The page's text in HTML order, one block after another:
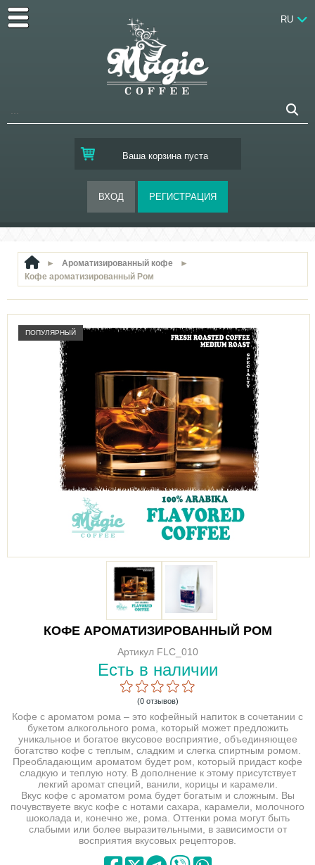
Ваша корзина пуста
RU
► Ароматизированный кофе
►
Кофе ароматизированный Ром
ПОПУЛЯРНЫЙ
КОФЕ АРОМАТИЗИРОВАННЫЙ РОМ
Артикул FLC_010
Есть в наличии
(0 отзывов)
Кофе с ароматом рома – это кофейный напиток в сочетании с
букетом алкогольного рома, который может предложить
уникальное и богатое вкусовое восприятие, объединяющее
богатство кофе с теплым, сладким и слегка спиртным ромом.
Преобладающим ароматом будет ром, который придаст кофе
сладкую и теплую ноту. В дополнение к этому присутствует
лекгий аромат специй, ванили, корицы и карамели.
Вкус кофе с ароматом рома будет богатым и сложным. Вы
почувствуете вкус кофе с нотами сахара, карамели, молочного
шоколада и, конечно же, рома. Оттенки рома могут быть
слабыми или более выразительными, в зависимости от
восприятия вкусовых рецепторов.